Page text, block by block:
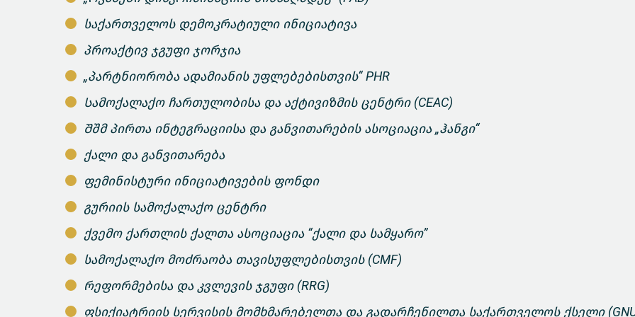
საქართველოს დემოკრატიული ინიციატივა
პროაქტივ ჯგუფი ჯორჯია
„პარტნიორობა ადამიანის უფლებებისთვის“ PHR
Სამოქალაქო ჩართულობისა და აქტივიზმის ცენტრი (CEAC)
Შშმ პირთა ინტეგრაციისა და განვითარების ასოციაცია „ჰანგი“
ქალი და განვითარება
ფემინისტური ინიციატივების ფონდი
გურიის სამოქალაქო ცენტრი
ქვემო ქართლის ქალთა ასოციაცია “ქალი და სამყარო”
სამოქალაქო მოძრაობა თავისუფლებისთვის (CMF)
რეფორმებისა და კვლევის ჯგუფი (RRG)
ფსიქიატრიის სერვისის მომხმარებელთა და გადარჩენილთა საქართველოს ქსელი